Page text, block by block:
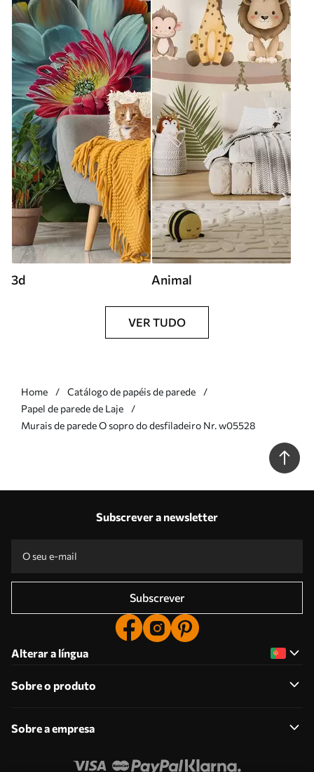
3d Animal
VER TUDO
Home
Catálogo de papéis de parede
Papel de parede de Laje
Murais de parede O sopro do desfiladeiro Nr. w05528
Subscrever a newsletter
Subscrever
Alterar a língua
Sobre o produto
Sobre a empresa